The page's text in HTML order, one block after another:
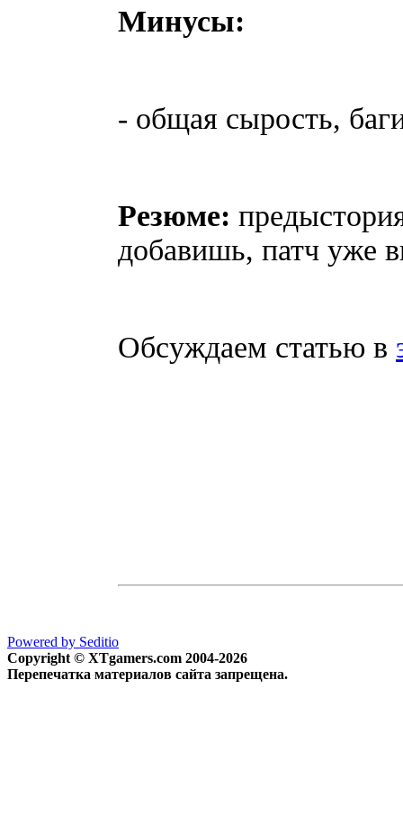
Минусы:
- общая сырость,
Резюме:
добавишь, патч уже
Обсуждаем статью в
Powered by Seditio
Copyright © XTgamers.com 2004-2026
Перепечатка материалов сайта запрещена.